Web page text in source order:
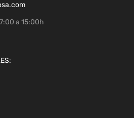
a 15:00h